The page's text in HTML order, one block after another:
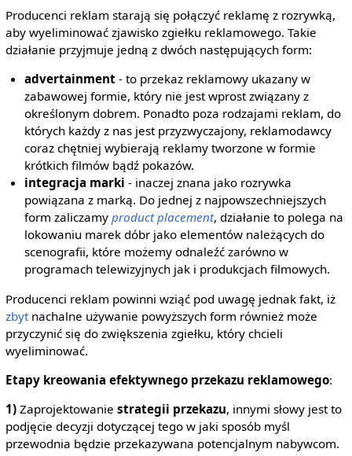
Producenci reklam starają się połączyć reklamę z rozrywką,
aby wyeliminować zjawisko zgiełku reklamowego. Takie
działanie przyjmuje jedną z dwóch następujących form:
advertainment - to przekaz reklamowy ukazany w
zabawowej formie, który nie jest wprost związany z
określonym dobrem. Ponadto poza rodzajami reklam, do
których każdy z nas jest przyzwyczajony, reklamodawcy
coraz chętniej wybierają reklamy tworzone w formie
krótkich filmów bądź pokazów.
integracja marki - inaczej znana jako rozrywka
powiązana z marką. Do jednej z najpowszechniejszych
form zaliczamyproduct placement, działanie to polega na
lokowaniu marek dóbr jako elementów należących do
scenografii, które możemy odnaleźć zarówno w
programach telewizyjnych jak i produkcjach filmowych.
Producenci reklam powinni wziąć pod uwagę jednak fakt, iż
zbytnachalne używanie powyższych form również może
przyczynić się do zwiększenia zgiełku, który chcieli
wyeliminować.
Etapy kreowania efektywnego przekazu reklamowego:
1)Zaprojektowanie strategii przekazu, innymi słowy jest to
podjęcie decyzji dotyczącej tego w jaki sposób myśl
przewodnia będzie przekazywana potencjalnym nabywcom.